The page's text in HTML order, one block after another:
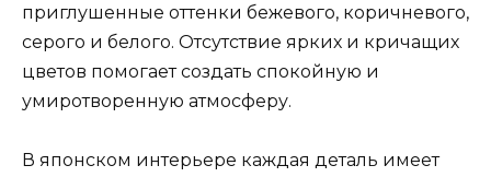
приглушенные оттенки бежевого, коричневого,
серого и белого. Отсутствие ярких и кричащих
цветов помогает создать спокойную и
умиротворенную атмосферу.
В японском интерьере каждая деталь имеет